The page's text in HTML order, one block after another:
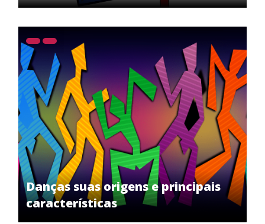
Danças suas origens e principais
características